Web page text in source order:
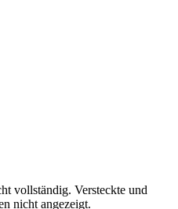
vollständig. Versteckte und
nicht angezeigt.